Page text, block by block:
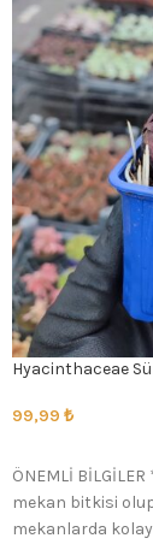
Hyacinthaceae
99,99 ₺
ÖNEMLİ
mekan bitkisi
mekanlarda